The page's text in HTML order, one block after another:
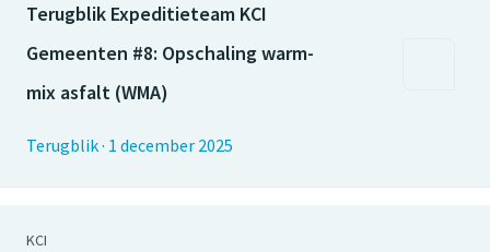
Terugblik Expeditieteam KCI
Gemeenten #8: Opschaling warm-
mix asfalt (WMA)
Terugblik· 1 december 2025
KCI